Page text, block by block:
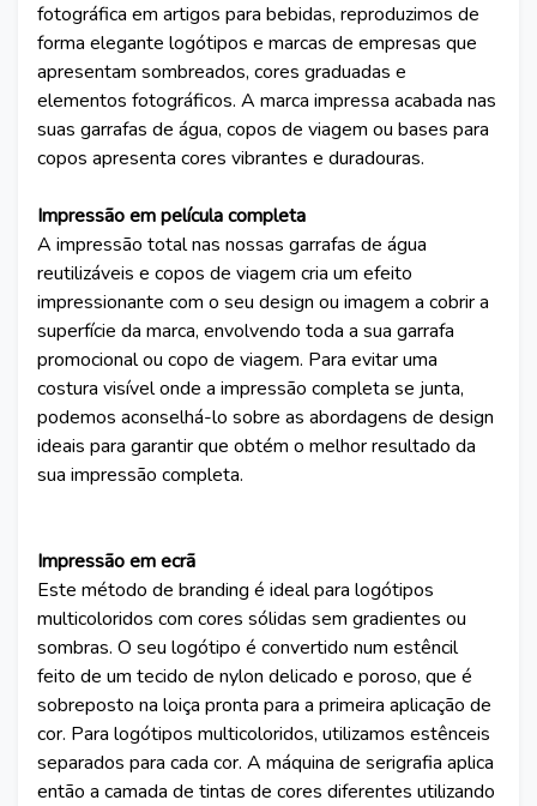
fotográfica em artigos para bebidas, reproduzimos de
forma elegante logótipos e marcas de empresas que
apresentam sombreados, cores graduadas e
elementos fotográficos. A marca impressa acabada nas
suas garrafas de água, copos de viagem ou bases para
copos apresenta cores vibrantes e duradouras.
Impressão em película completa
A impressão total nas nossas garrafas de água
reutilizáveis e copos de viagem cria um efeito
impressionante com o seu design ou imagem a cobrir a
superfície da marca, envolvendo toda a sua garrafa
promocional ou copo de viagem. Para evitar uma
costura visível onde a impressão completa se junta,
podemos aconselhá-lo sobre as abordagens de design
ideais para garantir que obtém o melhor resultado da
sua impressão completa.
Impressão em ecrã
Este método de branding é ideal para logótipos
multicoloridos com cores sólidas sem gradientes ou
sombras. O seu logótipo é convertido num estêncil
feito de um tecido de nylon delicado e poroso, que é
sobreposto na loiça pronta para a primeira aplicação de
cor. Para logótipos multicoloridos, utilizamos estênceis
separados para cada cor. A máquina de serigrafia aplica
então a camada de tintas de cores diferentes utilizando